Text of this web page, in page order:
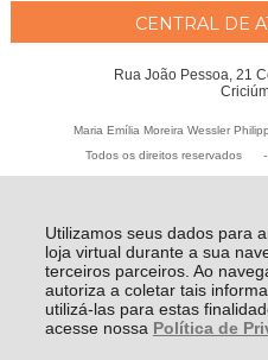
Utilizamos seus dados para
loja virtual durante a sua
terceiros parceiros. Ao
autoriza a coletar tais
utilizá-las para estas
acesse nossa Política de
CENTRAL DE
Rua João Pessoa, 21
Maria Emília Moreira Wessler
Todos os direitos reservados